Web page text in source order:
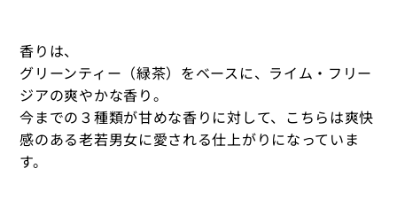
香りは、
グリーンティー（緑茶）をベースに、ライム・フリー
ジアの爽やかな香り。
今までの３種類が甘めな香りに対して、こちらは爽快
感のある老若男女に愛される仕上がりになっていま
す。